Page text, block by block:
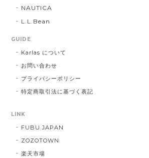
NAUTICA
L.L.Bean
GUIDE
Karlas について
お問い合わせ
プライバシーポリシー
特定商取引法に基づく表記
LINK
FUBU JAPAN
ZOZOTOWN
楽天市場